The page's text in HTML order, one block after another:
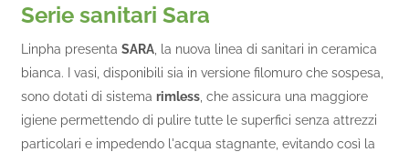
Serie sanitari Sara
Linpha presenta SARA , la nuova linea di sanitari in ceramica
bianca. I vasi, disponibili sia in versione filomuro che sospesa,
sono dotati di sistema rimless , che assicura una maggiore
igiene permettendo di pulire tutte le superfici senza attrezzi
particolari e impedendo l'acqua stagnante, evitando così la